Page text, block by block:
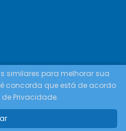
similares para melhorar sua
concorda que está de acordo
Privacidade.